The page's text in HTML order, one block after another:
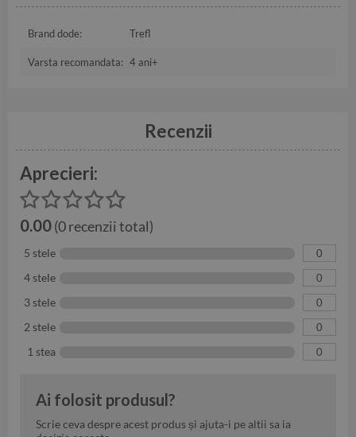
Brand dode: Trefl
Varsta recomandata: 4 ani+
Recenzii
Aprecieri:
0.00(0 recenzii total)
5 stele 0
4 stele 0
3 stele 0
2 stele 0
1 stea 0
Ai folosit produsul?
Scrie ceva despre acest produs și ajuta-i pe altii sa ia